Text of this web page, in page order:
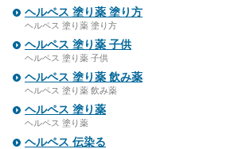
ヘルペス 塗り薬 塗り方
ヘルペス 塗り薬 塗り方
ヘルペス 塗り薬 子供
ヘルペス 塗り薬 子供
ヘルペス 塗り薬 飲み薬
ヘルペス 塗り薬 飲み薬
ヘルペス 塗り薬
ヘルペス 塗り薬
ヘルペス 伝染る